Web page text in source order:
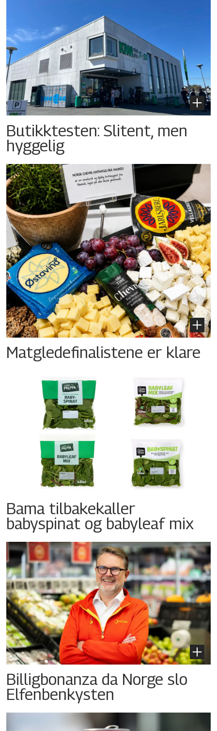
Butikktesten: Slitent, men
hyggelig
Matgledefinalistene er klare
Bama tilbakekaller
babyspinat og babyleaf mix
Billigbonanza da Norge slo
Elfenbenkysten